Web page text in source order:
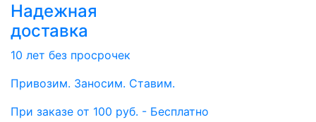
Надежная
доставка
10 лет без просрочек
Привозим. Заносим. Ставим.
При заказе от 100 руб. - Бесплатно